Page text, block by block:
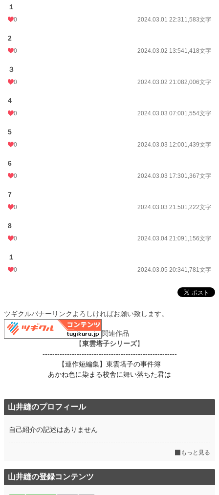
１
0 2024.03.01 22:311,583文字
2
0 2024.03.02 13:541,418文字
３
0 2024.03.02 21:082,006文字
4
0 2024.03.03 07:001,554文字
5
0 2024.03.03 12:001,439文字
6
0 2024.03.03 17:301,367文字
7
0 2024.03.03 21:501,222文字
8
0 2024.03.04 21:091,156文字
１
0 2024.03.05 20:341,781文字
ツギクルバナーリンクよろしければお願い致します。
関連作品
【東雲塔子シリーズ】
-------------------------------------------------------
【連作短編集】東雲塔子の事件簿
あかね色に染まる校舎に舞い落ちた君は
山井縫のプロフィール
自己紹介の記述はありません
もっと見る
山井縫の登録コンテンツ